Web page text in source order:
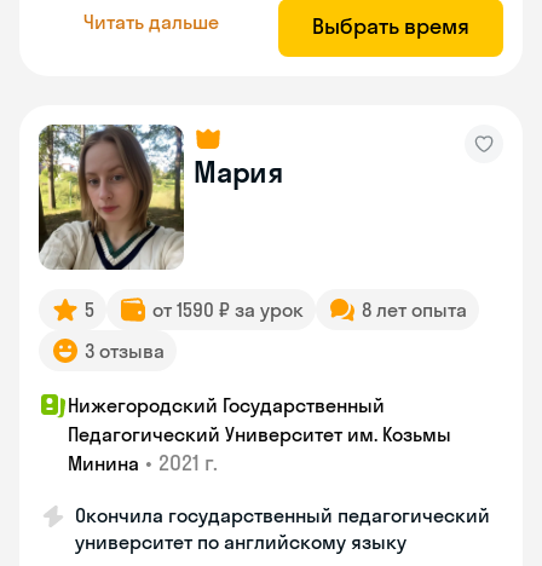
Читать дальше Выбрать время
Мария
5 от 1590 ₽ за урок
8 лет опыта
3 отзыва
Нижегородский Государственный
Педагогический Университет им. Козьмы
Минина • 2021 г.
Окончила государственный педагогический
университет по английскому языку